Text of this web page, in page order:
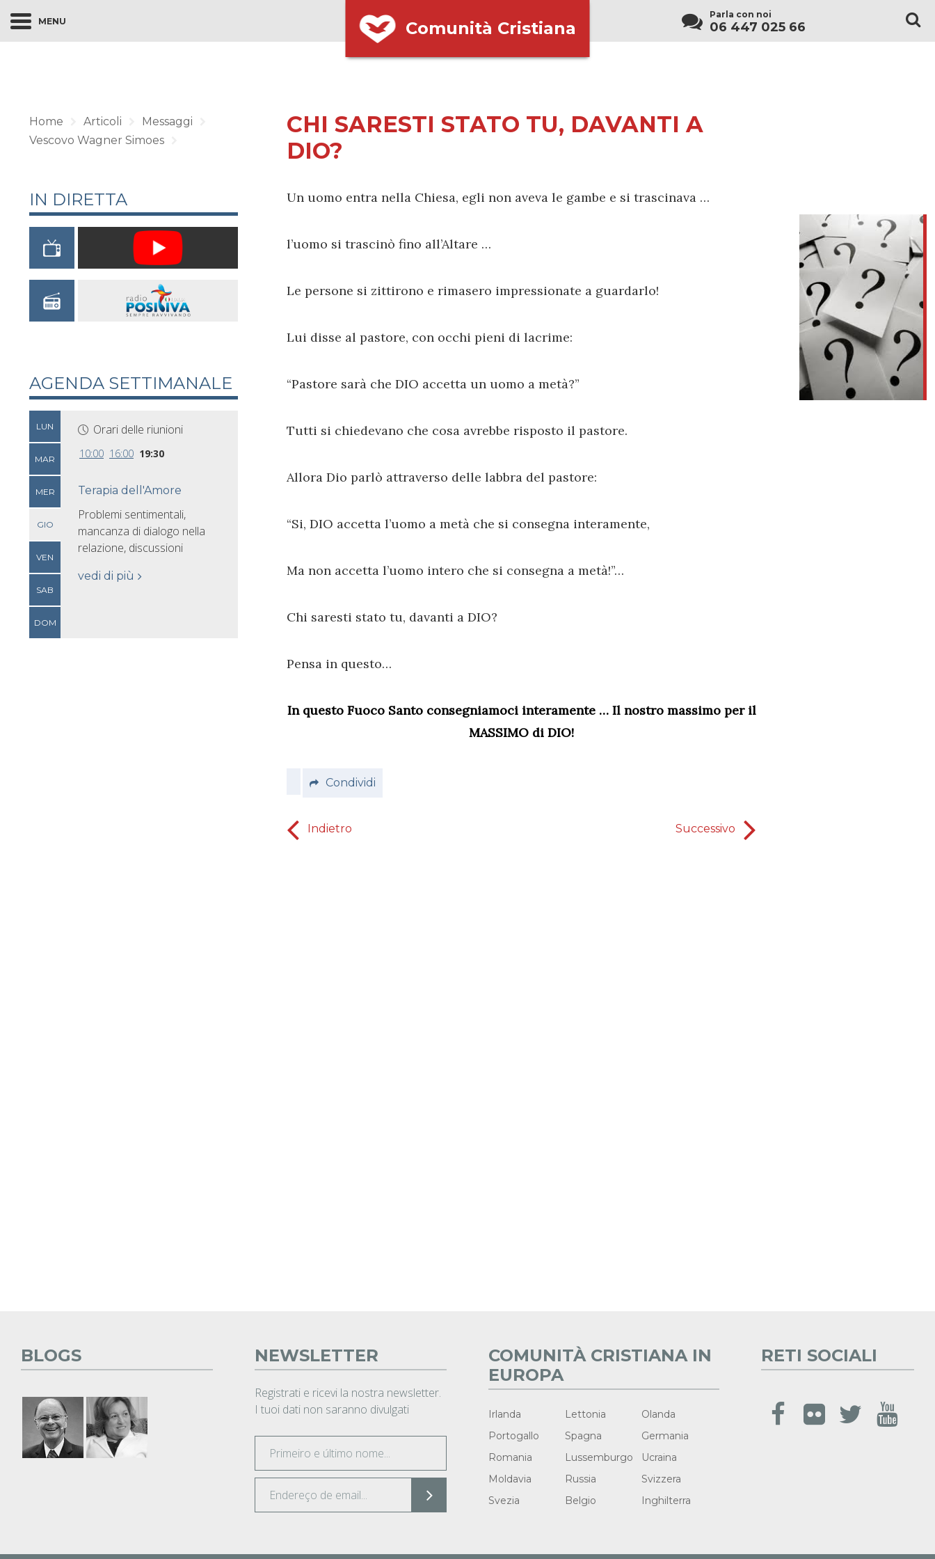
MENU Comunità Cristiana
Parla con noi
06 447 025 66
CHI SARESTI STATO TU, DAVANTI A
DIO?
Un uomo entra nella Chiesa, egli non aveva le gambe e si trascinava …
l’uomo si trascinò fino all’Altare …
Le persone si zittirono e rimasero impressionate a guardarlo!
Lui disse al pastore, con occhi pieni di lacrime:
“Pastore sarà che DIO accetta un uomo a metà?”
Tutti si chiedevano che cosa avrebbe risposto il pastore.
Allora Dio parlò attraverso delle labbra del pastore:
“Si, DIO accetta l’uomo a metà che si consegna interamente,
Ma non accetta l’uomo intero che si consegna a metà!”…
Chi saresti stato tu, davanti a DIO?
Pensa in questo…
In questo Fuoco Santo consegniamoci interamente … Il nostro massimo per il
MASSIMO di DIO!
Condividi
Indietro Successivo
Home Articoli
Messaggi
Vescovo Wagner Simoes
IN DIRETTA
AGENDA SETTIMANALE
LUN
MAR
MER
GIO
VEN
SAB
DOM
Orari delle riunioni
10:00 16:00 19:30
Terapia dell'Amore
Problemi sentimentali,
mancanza di dialogo nella
relazione, discussioni
vedi di più
BLOGS NEWSLETTER
Registrati e ricevi la nostra newsletter.
I tuoi dati non saranno divulgati
COMUNITÀ CRISTIANA IN
EUROPA
Irlanda Lettonia
Olanda
Portogallo
Spagna
Germania
Romania
Lussemburgo
Ucraina
Moldavia
Russia
Svizzera
Svezia
Belgio Inghilterra
RETI SOCIALI